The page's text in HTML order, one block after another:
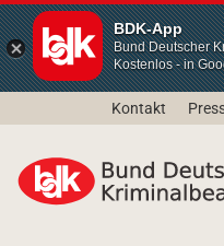
BDK-App
Bund Deutscher
Kostenlos - in
Kontakt